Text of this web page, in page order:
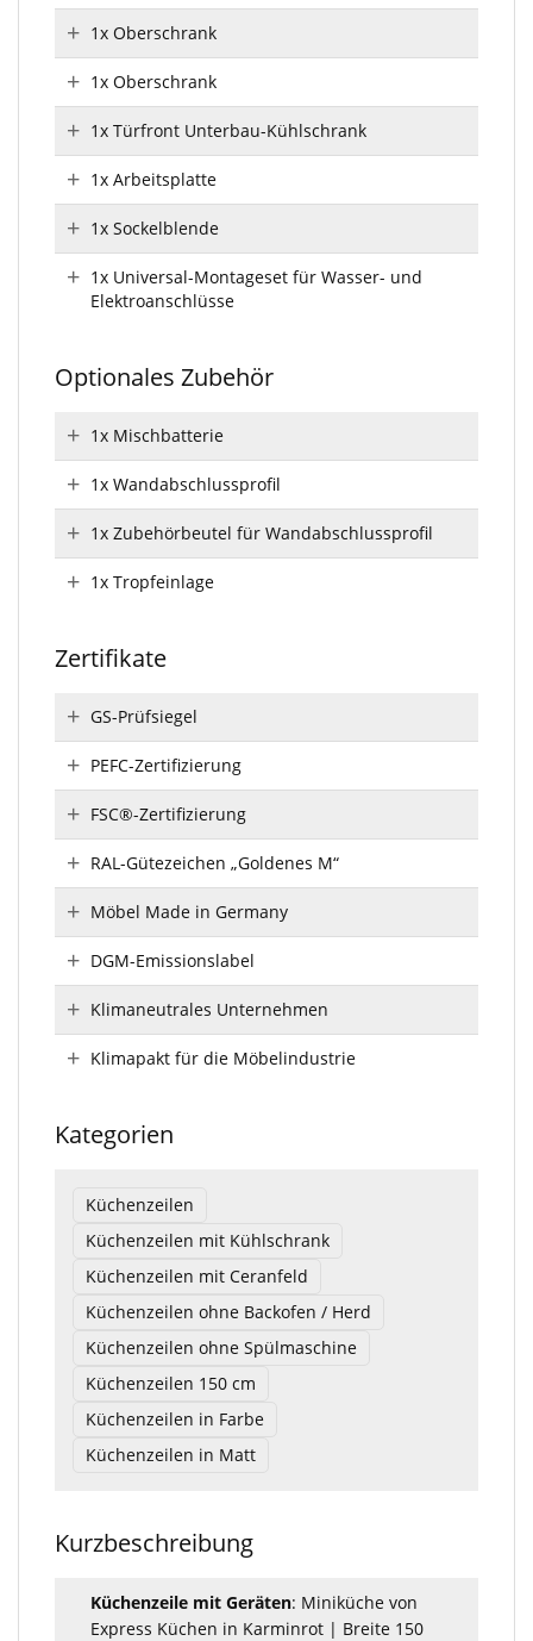
1x Oberschrank
1x Oberschrank
1x Türfront Unterbau-Kühlschrank
1x Arbeitsplatte
1x Sockelblende
1x Universal-Montageset für Wasser- und
Elektroanschlüsse
Optionales Zubehör
1x Mischbatterie
1x Wandabschlussprofil
1x Zubehörbeutel für Wandabschlussprofil
1x Tropfeinlage
Zertifikate
GS-Prüfsiegel
PEFC-Zertifizierung
FSC®-Zertifizierung
RAL-Gütezeichen „Goldenes M“
Möbel Made in Germany
DGM-Emissionslabel
Klimaneutrales Unternehmen
Klimapakt für die Möbelindustrie
Kategorien
Küchenzeilen
Küchenzeilen mit Kühlschrank
Küchenzeilen mit Ceranfeld
Küchenzeilen ohne Backofen / Herd
Küchenzeilen ohne Spülmaschine
Küchenzeilen 150 cm
Küchenzeilen in Farbe
Küchenzeilen in Matt
Kurzbeschreibung
Küchenzeile mit Geräten: Miniküche von
Express Küchen in Karminrot | Breite 150